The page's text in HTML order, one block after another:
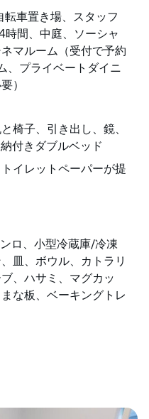
車置き場、スタッフ
間、中庭、ソーシャ
マルーム（受付で予約
、プライベートダイニ
）
椅子、引き出し、鏡、
付きダブルベッド
イレットペーパーが提
ロ、小型冷蔵庫/冷凍
皿、ボウル、カトラリ
、ハサミ、マグカッ
な板、ベーキングトレ